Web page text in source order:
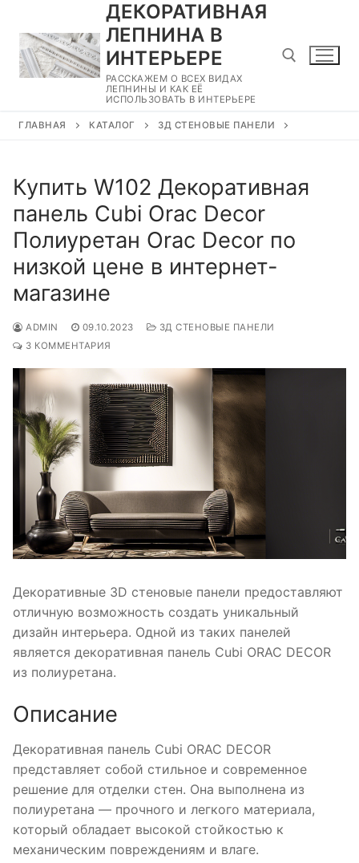
содержимому
ДЕКОРАТИВНАЯ
ЛЕПНИНА В
ИНТЕРЬЕРЕ
РАССКАЖЕМ О ВСЕХ ВИДАХ
ЛЕПНИНЫ И КАК ЕЁ
ИСПОЛЬЗОВАТЬ В ИНТЕРЬЕРЕ
Найти:
ГЛАВНАЯ КАТАЛОГ 3Д СТЕНОВЫЕ ПАНЕЛИ
Купить W102 Декоративная
панель Cubi Orac Decor
Полиуретан Orac Decor по
низкой цене в интернет-
магазине
ADMIN 09.10.2023
3Д СТЕНОВЫЕ ПАНЕЛИ
3 КОММЕНТАРИЯ
Декоративные 3D стеновые панели предоставляют
отличную возможность создать уникальный
дизайн интерьера. Одной из таких панелей
является декоративная панель Cubi ORAC DECOR
из полиуретана.
Описание
Декоративная панель Cubi ORAC DECOR
представляет собой стильное и современное
решение для отделки стен. Она выполнена из
полиуретана — прочного и легкого материала,
который обладает высокой стойкостью к
механическим повреждениям и влаге.